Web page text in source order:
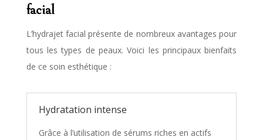
facial
L’hydrajet facial présente de nombreux avantages pour
tous les types de peaux. Voici les principaux bienfaits
de ce soin esthétique :
Hydratation intense
Grâce à l’utilisation de sérums riches en actifs